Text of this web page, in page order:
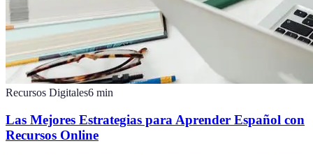
Recursos Digitales6 min
Las Mejores Estrategias para Aprender Español con
Recursos Online